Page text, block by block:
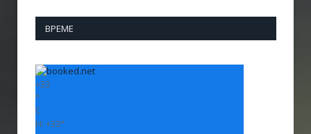
ВРЕМЕ
+33
°
C
H: +33°